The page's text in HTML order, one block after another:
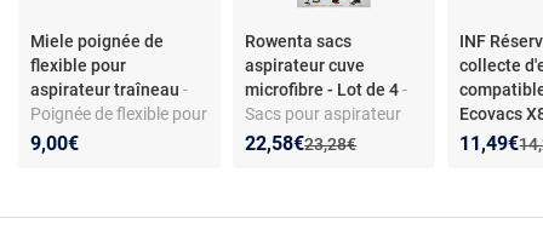
Miele poignée de
flexible pour
aspirateur traîneau -
Poignée de flexible pour
aspirateur traîneau -
9,00€
Rowenta sacs
aspirateur cuve
microfibre - Lot de 4-
Sacs pour aspirateur
cuve en microfibre -
Ancien prix :
23,28€
Nouveau prix :
22,58€
Réduction de :
INF
collecte
Ecovacs
X9 T80 -
Nouveau
11,49€